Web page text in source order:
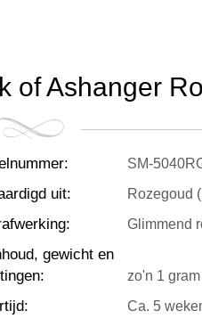
of Ashanger
: SM-
uit: Rozegoud
: Glimmend
gewicht en
: zo'n 1
: Ca. 5